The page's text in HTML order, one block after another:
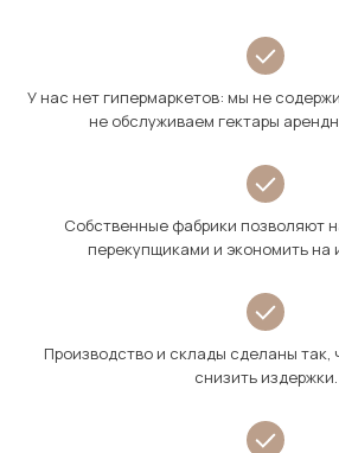
У нас нет гипермаркетов: мы не
не обслуживаем гектары
Собственные фабрики позволяют
перекупщиками и экономить на
Производство и склады сделаны
снизить издержки.